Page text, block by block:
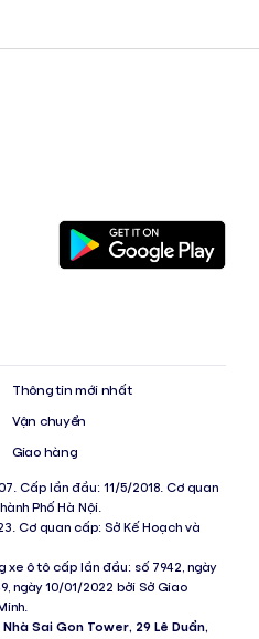
Thông tin mới nhất
Vận chuyển
Giao hàng
Cấp lần đầu: 11/5/2018. Cơ quan
Phố Hà Nội.
Cơ quan cấp: Sở Kế Hoạch và
xe ô tô cấp lần đầu: số 7942, ngày
ngày 10/01/2022 bởi Sở Giao
Nhà Sai Gon Tower, 29 Lê Duẩn,